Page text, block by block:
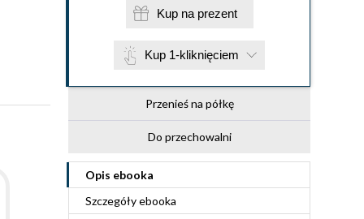
Kup na prezent
Kup 1-kliknięciem
Przenieś na półkę
Do przechowalni
Opis ebooka
Szczegółyebooka